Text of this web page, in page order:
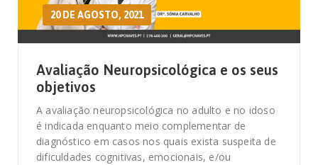
20 DE AGOSTO, 2021
Avaliação Neuropsicológica e os seus
objetivos
A avaliação neuropsicológica no adulto e no idoso
é indicada enquanto meio complementar de
diagnóstico em casos nos quais exista suspeita de
dificuldades cognitivas, emocionais, e/ou